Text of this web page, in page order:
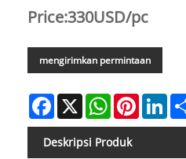
Price:330USD/pc
mengirimkan permintaan
Facebook
X WhatsAppPinterest
Deskripsi Produk